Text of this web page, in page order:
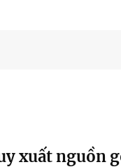
xuất nguồn